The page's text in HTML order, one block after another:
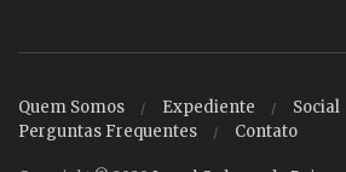
Quem Somos Expediente
Social
Perguntas Frequentes
Contato